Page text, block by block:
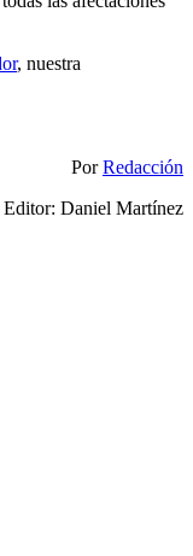
, nuestra
PorRedacción
Editor: Daniel Martínez